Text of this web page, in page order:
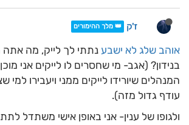
ז'ק 👑 מלך ההימורים
אוהב שלג לא ישבע נתתי לך לייק, מה אתה
בנידון? (אגב- מי שחסרים לו לייקים אני
המנהלים שיורידו לייקים ממני ויעבירו למי
עודף גדול מזה).
ולגופו של ענין- אני באופן אישי משתדל